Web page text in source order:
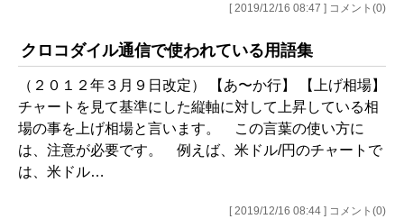
[ 2019/12/16 08:47 ] コメント(0)
クロコダイル通信で使われている用語集
（２０１２年３月９日改定） 【あ〜か行】 【上げ相場】
チャートを見て基準にした縦軸に対して上昇している相
場の事を上げ相場と言います。 この言葉の使い方に
は、注意が必要です。 例えば、米ドル/円のチャートで
は、米ドル…
[ 2019/12/16 08:44 ] コメント(0)